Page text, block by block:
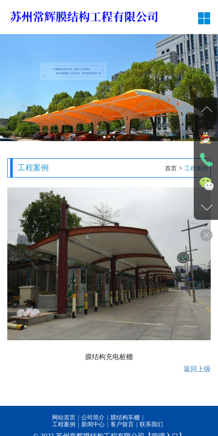
网站首页
公司简介
膜结构车棚
工程案例
新闻中心
在线留言
工程案例 首页 > 工程案例
膜结构充电桩棚
返回上级
网站首页 | 公司简介 | 膜结构车棚 |
工程案例 | 新闻中心 | 客户留言 | 联系我们